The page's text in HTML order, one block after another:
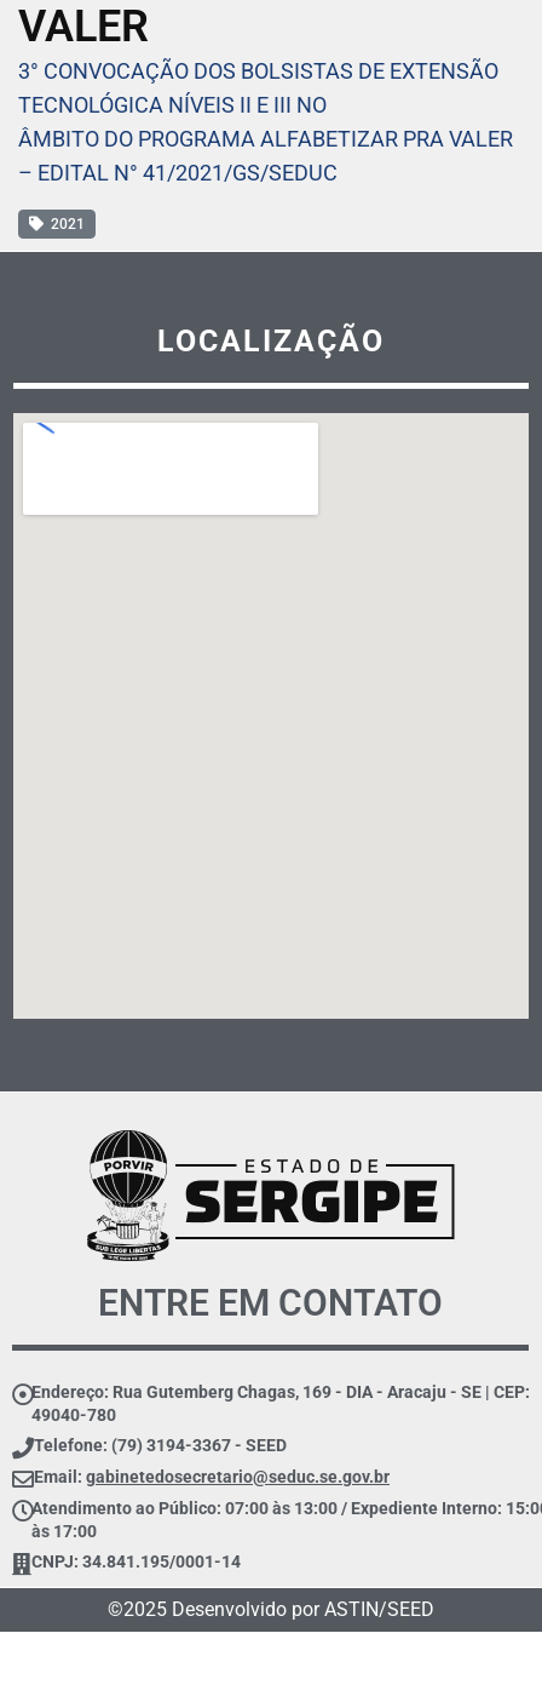
VALER
3° CONVOCAÇÃO DOS BOLSISTAS DE EXTENSÃO
TECNOLÓGICA NÍVEIS II E III NO
ÂMBITO DO PROGRAMA ALFABETIZAR PRA VALER
– EDITAL N° 41/2021/GS/SEDUC
2021
LOCALIZAÇÃO
ENTRE EM CONTATO
Endereço: Rua Gutemberg Chagas, 169 - DIA - Aracaju - SE | CEP:
49040-780
Telefone: (79) 3194-3367 - SEED
Email: gabinetedosecretario@seduc.se.gov.br
Atendimento ao Público: 07:00 às 13:00 / Expediente Interno:
às 17:00
CNPJ: 34.841.195/0001-14
©2025 Desenvolvido por ASTIN/SEED